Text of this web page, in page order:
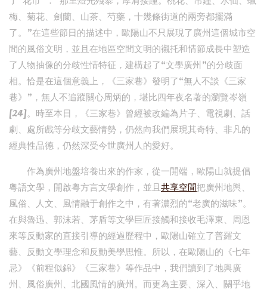
梅、菊花、劍蘭、山茶、芍藥，十幾條街道的兩旁都擺滿
了。”在這些節日的描述中，歐陽山不只展現了廣州這個城市空
間的風俗文明，並且在地區空間文明的襯托和情節成長中塑造
了人物抽像的分歧性情特征，建構起了“文學廣州”的分歧面
相。恰是在這個意義上，《三家巷》發明了“無人不談《三家
巷》”，無人不追蹤關心周炳的，堪比四年夜名著的瀏覽岑嶺
[24]。時至本日，《三家巷》曾經被改編為片子、電視劇、話
劇、處所戲等分歧文藝情勢，仍然向我們展現其奇特、非凡的
經典性品德，仍然深受今世廣州人的愛好。
作為廣州地盤培養出來的作家，從一開端，歐陽山就提倡
粵語文學，開啟粵方言文學創作，並且共享空間把廣州地輿、
風俗、人文、風情融于創作之中，有著濃烈的“老廣的滋味”。
在與魯迅、郭沫若、茅盾等文學巨匠接觸和接收毛澤東、周恩
來等反動家的直接引導的經過歷程中，歐陽山確立了普羅文
藝、反動文學理念和反動美學思惟。所以，在歐陽山的《七年
忌》《前程似錦》《三家巷》等作品中，我們讀到了地輿廣
州、風俗廣州、北國風情的廣州。而更為主要、深入、關乎地